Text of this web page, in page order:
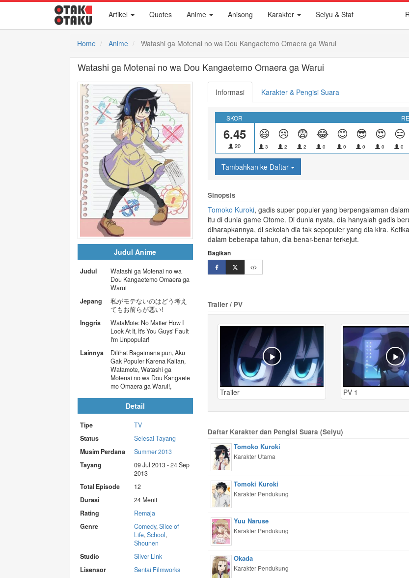
Artikel Quotes Anime Anisong Karakter Seiyu & Staf
Home Anime Watashi ga Motenai no wa Dou Kangaetemo Omaera ga Warui
Watashi ga Motenai no wa Dou Kangaetemo Omaera ga Warui
Judul Anime
Judul
Watashi ga Motenai no wa
Dou Kangaetemo Omaera ga
Warui
Jepang
私がモテないのはどう考え
てもお前らが悪い!
Inggris
WataMote: No Matter How I
Look At It, It's You Guys' Fault
I'm Unpopular!
Lainnya
Dilihat Bagaimana pun, Aku
Gak Populer Karena Kalian,
Watamote, Watashi ga
Motenai no wa Dou Kangaete
mo Omaera ga Warui!,
Detail
Tipe
TV
Status
Selesai Tayang
Musim Perdana
Summer 2013
Tayang
09 Jul 2013 - 24 Sep
2013
Total Episode
12
Durasi
24 Menit
Rating
Remaja
Genre
Comedy,Slice of
Life,School,
Shounen
Studio
Silver Link
Lisensor
Sentai Filmworks
Informasi Karakter & Pengisi Suara
SKOR
6.45
20
😆
3
😢
2
😨
2
😂
0
😊
0
😎
0
😍
0
😑
0
Tambahkan ke Daftar
Sinopsis
Tomoko Kuroki, gadis super populer yang berpengalaman
itu di dunia game Otome. Di dunia nyata, dia hanyalah gadis
diharapkannya, di sekolah dia tak sepopuler yang dia kira.
dalam beberapa tahun, dia benar-benar terkejut.
Bagikan
Trailer / PV
Trailer PV 1
Daftar Karakter dan Pengisi Suara (Seiyu)
Tomoko Kuroki
Karakter Utama
Tomoki Kuroki
Karakter Pendukung
Yuu Naruse
Karakter Pendukung
Okada
Karakter Pendukung